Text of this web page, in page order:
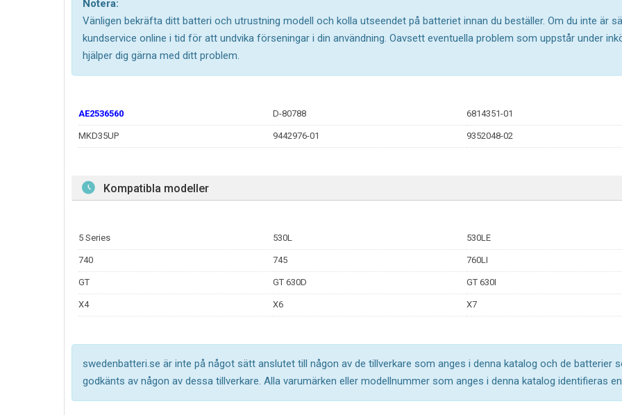
Notera:
Vänligen bekräfta ditt batteri och utrustning modell och kolla utseendet på batteriet innan du beställer. Om du inte är
kundservice online i tid för att undvika förseningar i din användning. Oavsett eventuella problem som uppstår under
hjälper dig gärna med ditt problem.
AE2536560 D-80788 6814351-01
MKD35UP 9442976-01 9352048-02
Kompatibla modeller
5 Series 530L 530LE
740 745 760LI
GT GT 630D GT 630I
X4 X6 X7
swedenbatteri.se är inte på något sätt anslutet till någon av de tillverkare som anges i denna katalog och de batterier
godkänts av någon av dessa tillverkare. Alla varumärken eller modellnummer som anges i denna katalog identifieras